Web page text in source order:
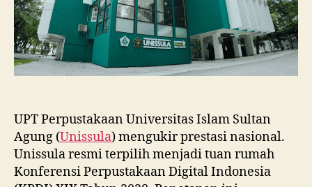
UPT Perpustakaan Universitas Islam Sultan
Agung (Unissula) mengukir prestasi nasional.
Unissula resmi terpilih menjadi tuan rumah
Konferensi Perpustakaan Digital Indonesia